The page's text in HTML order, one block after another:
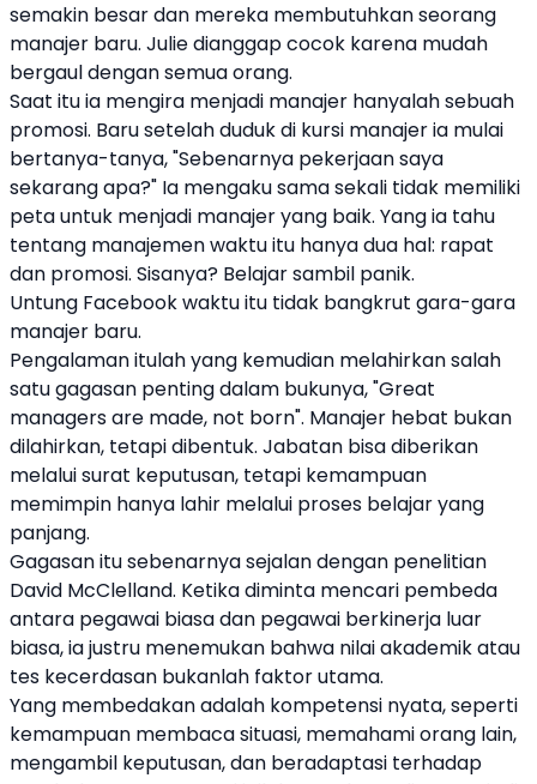
semakin besar dan mereka membutuhkan seorang
manajer baru. Julie dianggap cocok karena mudah
bergaul dengan semua orang.
Saat itu ia mengira menjadi manajer hanyalah sebuah
promosi. Baru setelah duduk di kursi manajer ia mulai
bertanya-tanya, "Sebenarnya pekerjaan saya
sekarang apa?" Ia mengaku sama sekali tidak memiliki
peta untuk menjadi manajer yang baik. Yang ia tahu
tentang manajemen waktu itu hanya dua hal: rapat
dan promosi. Sisanya? Belajar sambil panik.
Untung Facebook waktu itu tidak bangkrut gara-gara
manajer baru.
Pengalaman itulah yang kemudian melahirkan salah
satu gagasan penting dalam bukunya, "Great
managers are made, not born". Manajer hebat bukan
dilahirkan, tetapi dibentuk. Jabatan bisa diberikan
melalui surat keputusan, tetapi kemampuan
memimpin hanya lahir melalui proses belajar yang
panjang.
Gagasan itu sebenarnya sejalan dengan penelitian
David McClelland. Ketika diminta mencari pembeda
antara pegawai biasa dan pegawai berkinerja luar
biasa, ia justru menemukan bahwa nilai akademik atau
tes kecerdasan bukanlah faktor utama.
Yang membedakan adalah kompetensi nyata, seperti
kemampuan membaca situasi, memahami orang lain,
mengambil keputusan, dan beradaptasi terhadap